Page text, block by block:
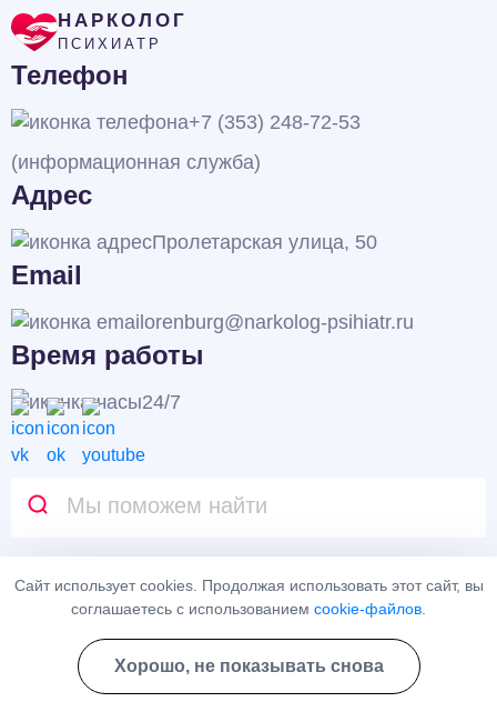
НАРКОЛОГ
ПСИХИАТР
Телефон
+7 (353) 248-72-53
(информационная служба)
Адрес
Пролетарская улица, 50
Email
orenburg@narkolog-psihiatr.ru
Время работы
24/7
Навигация
Контакты
Карта сайта
Сайт использует cookies. Продолжая использовать этот сайт, вы
соглашаетесь с использованием cookie-файлов
Хорошо, не показывать снова